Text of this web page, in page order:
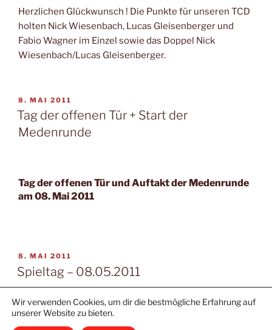
Herzlichen Glückwunsch ! Die Punkte für unseren TCD
holten Nick Wiesenbach, Lucas Gleisenberger und
Fabio Wagner im Einzel sowie das Doppel Nick
Wiesenbach/Lucas Gleisenberger.
VERÖFFENTLICHT
AM
8. MAI 2011
Tag der offenen Tür + Start der
Medenrunde
Tag der offenen Tür und Auftakt der Medenrunde
am 08. Mai 2011
VERÖFFENTLICHT
AM
8. MAI 2011
Spieltag – 08.05.2011
Ein Unentschieden und drei Niederlagen für TCD –
Teams am Wochenende
Wir verwenden Cookies, um dir die bestmögliche Erfahrung auf
unserer Website zu bieten.